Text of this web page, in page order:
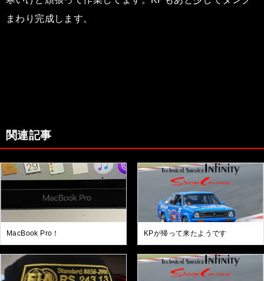
まわり完成します。
関連記事
MacBook Pro！ KPが帰って来たようです